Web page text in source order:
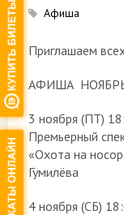
Афиша
Приглашаем
АФИША
3 ноября (ПТ)
Премьерный
«Охота на
Гумилёва
4 ноября (СБ)